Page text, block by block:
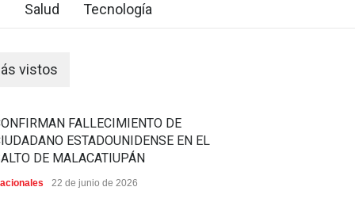
Salud Tecnología
vistos
FALLECIMIENTO DE
ESTADOUNIDENSE EN EL
DE MALACATIUPÁN
22 de junio de 2026